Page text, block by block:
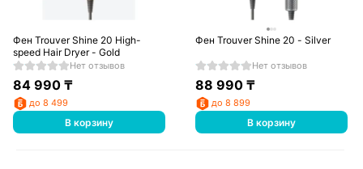
Фен Trouver Shine 20 High-
speed Hair Dryer - Gold
Нет отзывов
84 990₸
до 8 499
В корзину
Фен Trouver Shine 20 - Silver
Нет отзывов
88 990 ₸
до 8 899
В корзину